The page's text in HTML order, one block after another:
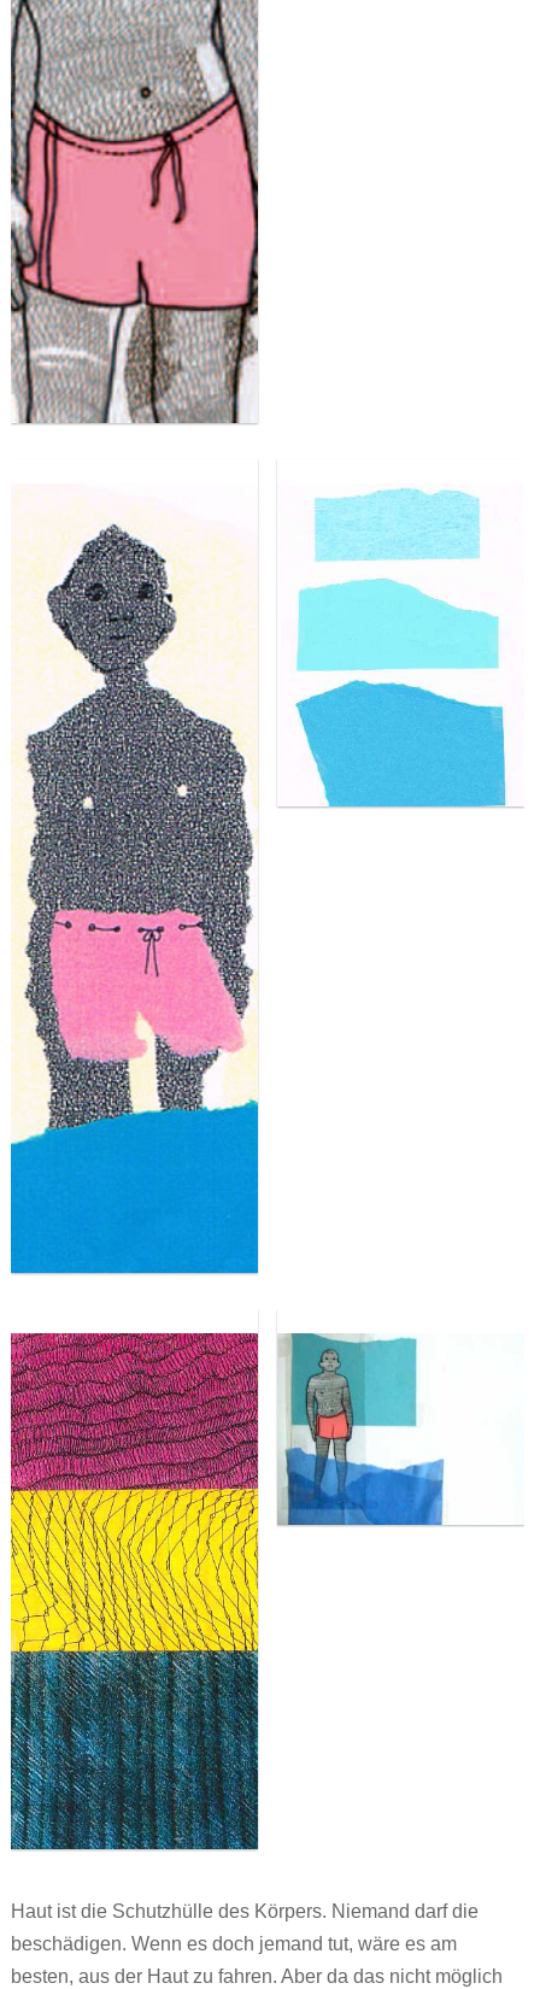
Haut ist die Schutzhülle des Körpers. Niemand darf die
beschädigen. Wenn es doch jemand tut, wäre es am
besten, aus der Haut zu fahren. Aber da das nicht möglich